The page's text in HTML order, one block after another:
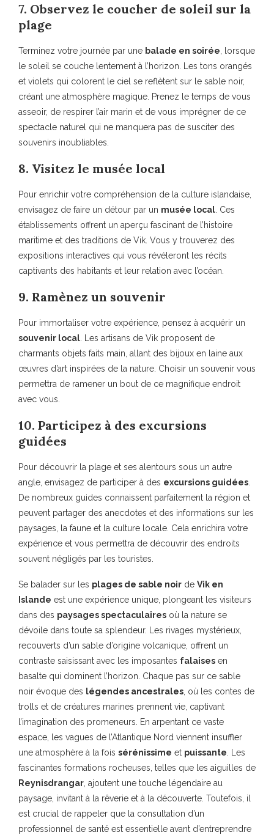
7. Observez le coucher de soleil sur la
plage
Terminez votre journée par une balade en soirée, lorsque
le soleil se couche lentement à l’horizon. Les tons orangés
et violets qui colorent le ciel se reflètent sur le sable noir,
créant une atmosphère magique. Prenez le temps de vous
asseoir, de respirer l’air marin et de vous imprégner de ce
spectacle naturel qui ne manquera pas de susciter des
souvenirs inoubliables.
8. Visitez le musée local
Pour enrichir votre compréhension de la culture islandaise,
envisagez de faire un détour par un musée local. Ces
établissements offrent un aperçu fascinant de l’histoire
maritime et des traditions de Vik. Vous y trouverez des
expositions interactives qui vous révéleront les récits
captivants des habitants et leur relation avec l’océan.
9. Ramènez un souvenir
Pour immortaliser votre expérience, pensez à acquérir un
souvenir local. Les artisans de Vik proposent de
charmants objets faits main, allant des bijoux en laine aux
œuvres d’art inspirées de la nature. Choisir un souvenir vous
permettra de ramener un bout de ce magnifique endroit
avec vous.
10. Participez à des excursions
guidées
Pour découvrir la plage et ses alentours sous un autre
angle, envisagez de participer à des excursions guidées.
De nombreux guides connaissent parfaitement la région et
peuvent partager des anecdotes et des informations sur les
paysages, la faune et la culture locale. Cela enrichira votre
expérience et vous permettra de découvrir des endroits
souvent négligés par les touristes.
Se balader sur les plages de sable noir de Vik en
Islande est une expérience unique, plongeant les visiteurs
dans des paysages spectaculaires où la nature se
dévoile dans toute sa splendeur. Les rivages mystérieux,
recouverts d’un sable d’origine volcanique, offrent un
contraste saisissant avec les imposantes falaises en
basalte qui dominent l’horizon. Chaque pas sur ce sable
noir évoque des légendes ancestrales, où les contes de
trolls et de créatures marines prennent vie, captivant
l’imagination des promeneurs. En arpentant ce vaste
espace, les vagues de l’Atlantique Nord viennent insuffler
une atmosphère à la fois sérénissime et puissante. Les
fascinantes formations rocheuses, telles que les aiguilles de
Reynisdrangar, ajoutent une touche légendaire au
paysage, invitant à la rêverie et à la découverte. Toutefois, il
est crucial de rappeler que la consultation d’un
professionnel de santé est essentielle avant d’entreprendre